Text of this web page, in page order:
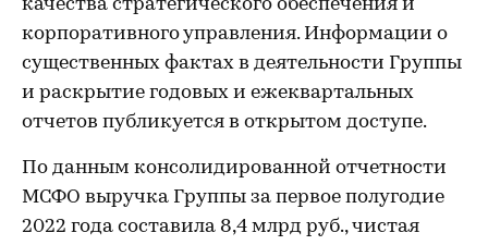
качества стратегического обеспечения и
корпоративного управления. Информации о
существенных фактах в деятельности Группы
и раскрытие годовых и ежеквартальных
отчетов публикуется в открытом доступе.
По данным консолидированной отчетности
МСФО выручка Группы за первое полугодие
2022 года составила 8,4 млрд руб., чистая